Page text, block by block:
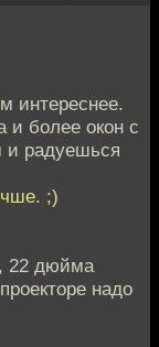
интереснее.
и более окон с
и радуешься
;)
22 дюйма
надо